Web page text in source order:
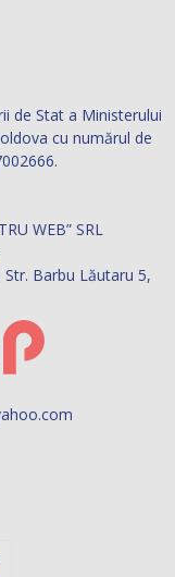
de Stat a Ministerului
cu numărul de
WEB” SRL
Barbu Lăutaru 5,